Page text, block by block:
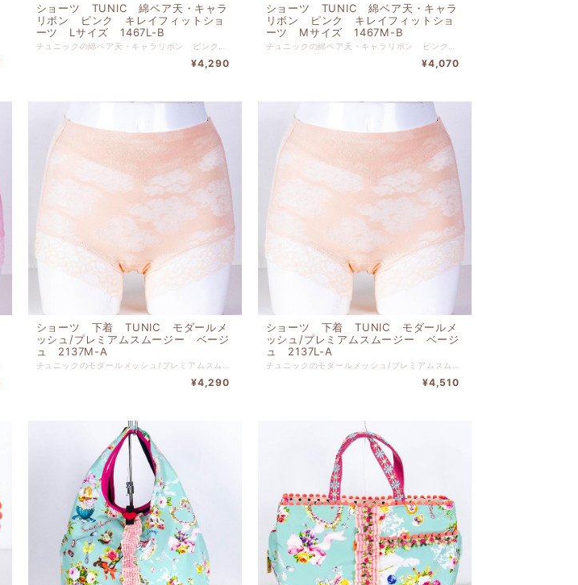
ショーツ TUNIC 綿ベア天・キャラ
リボン ピンク キレイフィットショ
ーツ Lサイズ 1467L-B
¥4,290
ショーツ TUNIC 綿ベア天・キャラ
リボン ピンク キレイフィットショ
ーツ Mサイズ 1467M-B
¥4,070
ショーツ 下着 TUNIC モダールメ
ッシュ/プレミアムスムージー ベージ
ュ 2137M-A
¥4,290
ショーツ 下着 TUNIC モダールメ
ッシュ/プレミアムスムージー ベージ
ュ 2137L-A
¥4,510